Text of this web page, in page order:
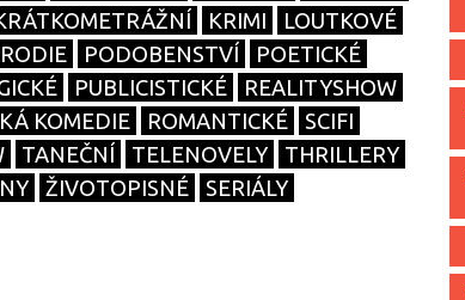
KRIMI
LOUTKOVÉ
PODOBENSTVÍ
POETICKÉ
PUBLICISTICKÉ
REALITYSHOW
KOMEDIE ROMANTICKÉ
SCIFI
TANEČNÍ TELENOVELY
THRILLERY
ŽIVOTOPISNÉ SERIÁLY